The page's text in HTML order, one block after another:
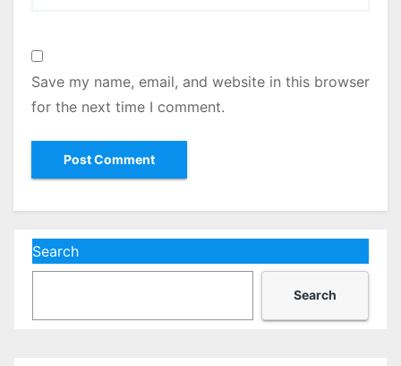
Save my name, email, and website in this browser
for the next time I comment.
Search
Search